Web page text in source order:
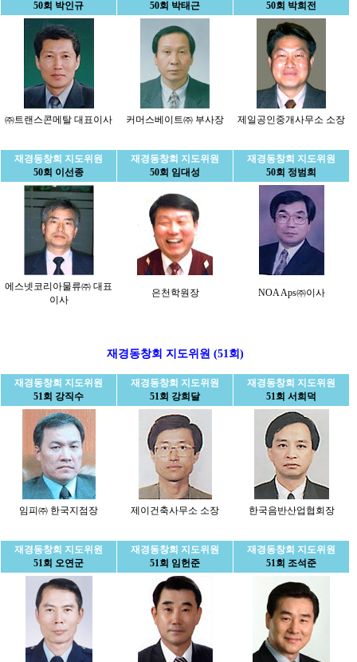
50회 박인규 50회 박태근 50회 박희전
㈜트랜스콘메탈 대표이사 커머스베이트㈜ 부사장 제일공인중개사무소 소장
재경동창회 지도위원
50회 이선종
재경동창회 지도위원
50회 임대성
재경동창회 지도위원
50회 정범희
에스넷코리아물류㈜ 대표
이사
은천학원장 NOA Aps㈜이사
재경동창회 지도위원 (51회)
재경동창회 지도위원
51회 강직수
재경동창회 지도위원
51회 강희달
재경동창회 지도위원
51회 서희덕
임피㈜ 한국지점장 제이건축사무소 소장 한국음반산업협회장
재경동창회 지도위원
51회 오연군
재경동창회 지도위원
51회 임헌준
재경동창회 지도위원
51회 조석준